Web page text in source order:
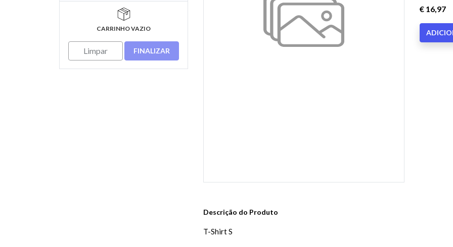
CARRINHO VAZIO
Limpar FINALIZAR
€ 16,97
Descrição do Produto
T-Shirt S